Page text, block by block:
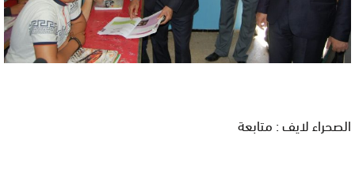
الصحراء لايف : متابعة